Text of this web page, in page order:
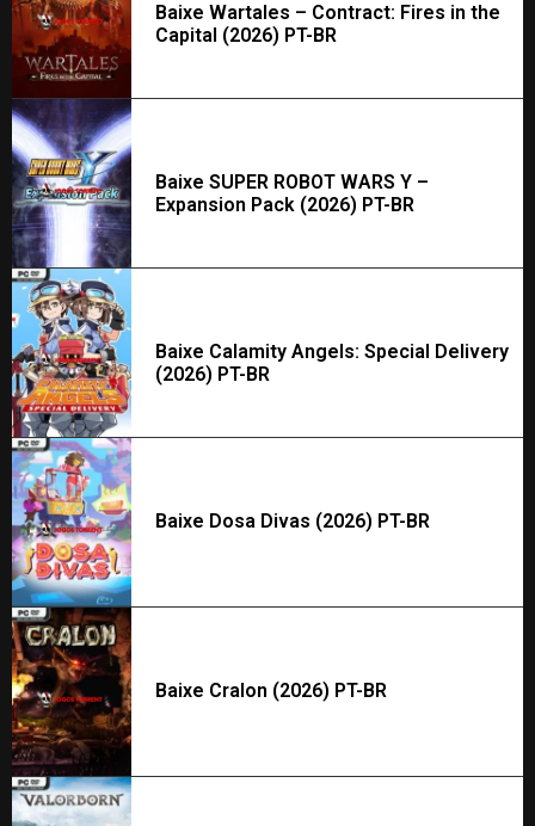
Baixe Wartales – Contract: Fires in the
Capital (2026) PT-BR
Baixe SUPER ROBOT WARS Y –
Expansion Pack (2026) PT-BR
Baixe Calamity Angels: Special Delivery
(2026) PT-BR
Baixe Dosa Divas (2026) PT-BR
Baixe Cralon (2026) PT-BR